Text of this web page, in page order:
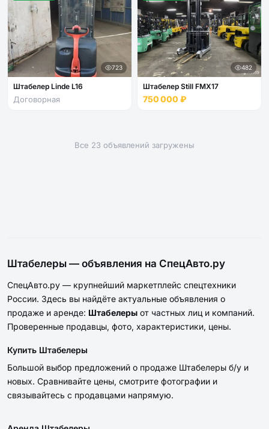
723
Штабелер Linde L16
Договорная
482
Штабелер Still FМХ17
750 000 ₽
Все 23 объявлений загружены
Штабелеры — объявления на СпецАвто.ру
СпецАвто.ру — крупнейший маркетплейс спецтехники
России. Здесь вы найдёте актуальные объявления о
продаже и аренде: Штабелеры от частных лиц и компаний.
Проверенные продавцы, фото, характеристики, цены.
Купить Штабелеры
Большой выбор предложений о продаже Штабелеры б/у и
новых. Сравнивайте цены, смотрите фотографии и
связывайтесь с продавцами напрямую.